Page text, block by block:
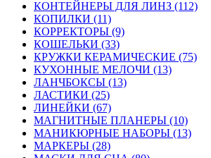
КОНТЕЙНЕРЫ ДЛЯ ЛИНЗ (112)
КОПИЛКИ (11)
КОРРЕКТОРЫ (9)
КОШЕЛЬКИ (33)
КРУЖКИ КЕРАМИЧЕСКИЕ (75)
КУХОННЫЕ МЕЛОЧИ (13)
ЛАНЧБОКСЫ (13)
ЛАСТИКИ (25)
ЛИНЕЙКИ (67)
МАГНИТНЫЕ ПЛАНЕРЫ (10)
МАНИКЮРНЫЕ НАБОРЫ (13)
МАРКЕРЫ (28)